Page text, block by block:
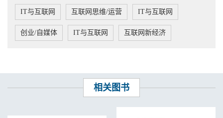
1.10.3 B站剪辑工具——必剪
1.11 可投稿内容
1.11.1 视频投稿
1.11.2 专栏投稿
1.11.6 视频素材投稿
第2章 在B站投稿前要知道的事儿
2.2 通过三个问题找到适合自己的人设
IT与互联网 互联网思维/运营 IT与互联网
创业/自媒体 IT与互联网 互联网新经济
相关图书